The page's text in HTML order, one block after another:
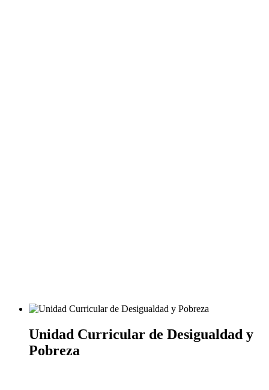
Unidad Curricular de Desigualdad y
Pobreza